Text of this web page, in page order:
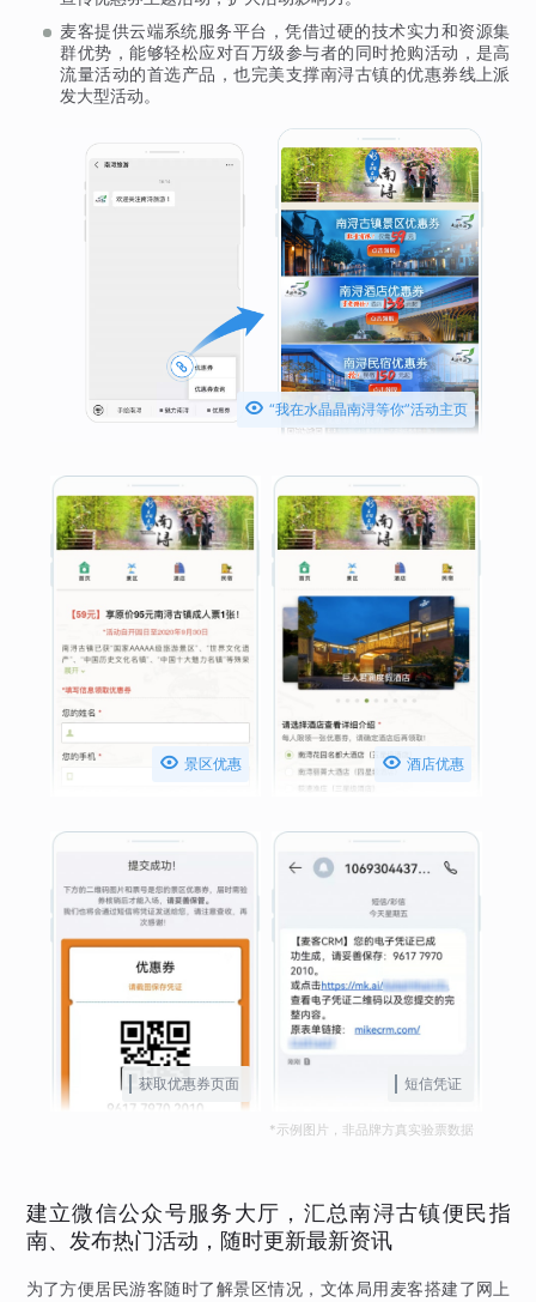
麦客提供云端系统服务平台，凭借过硬的技术实力和资源集
群优势，能够轻松应对百万级参与者的同时抢购活动，是高
流量活动的首选产品，也完美支撑南浔古镇的优惠券线上派
发大型活动。
 “我在水晶晶南浔等你”活动主页
 景区优惠  酒店优惠
获取优惠券页面 短信凭证
*示例图片，非品牌方真实验票数据
建立微信公众号服务大厅，汇总南浔古镇便民指
南、发布热门活动，随时更新最新资讯
为了方便居民游客随时了解景区情况，文体局用麦客搭建了网上